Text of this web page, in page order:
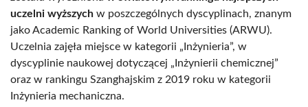
uczelni wyższych w poszczególnych dyscyplinach, znanym
jako Academic Ranking of World Universities (ARWU).
Uczelnia zajęła miejsce w kategorii „Inżynieria”, w
dyscyplinie naukowej dotyczącej „Inżynierii chemicznej”
oraz w rankingu Szanghajskim z 2019 roku w kategorii
Inżynieria mechaniczna.